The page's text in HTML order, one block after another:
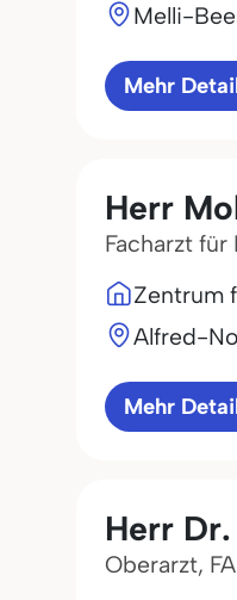
Melli-
Mehr
Herr
Facharzt
Zentrum
Alfred-
Mehr
Herr
Oberarzt,